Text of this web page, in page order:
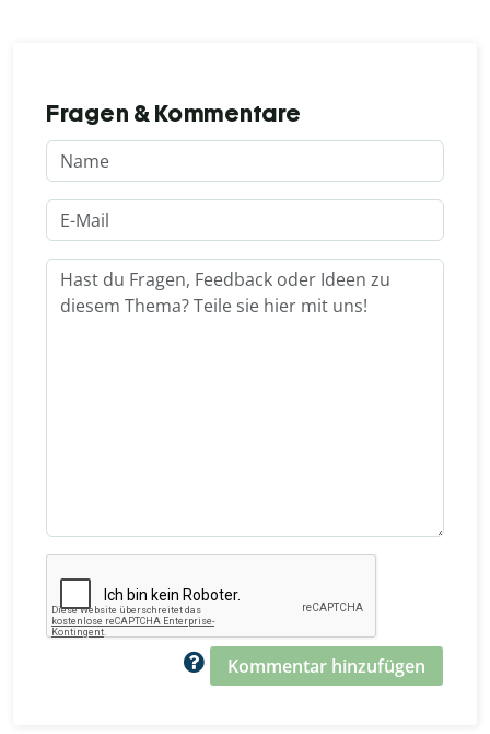
Fragen & Kommentare
Kommentar hinzufügen